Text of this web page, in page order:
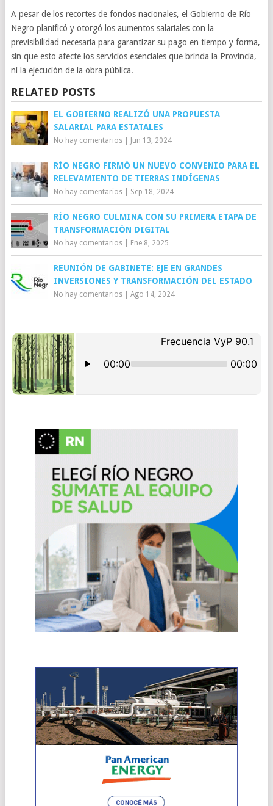
A pesar de los recortes de fondos nacionales, el Gobierno de Río
Negro planificó y otorgó los aumentos salariales con la
previsibilidad necesaria para garantizar su pago en tiempo y forma,
sin que esto afecte los servicios esenciales que brinda la Provincia,
ni la ejecución de la obra pública.
RELATED POSTS
EL GOBIERNO REALIZÓ UNA PROPUESTA
SALARIAL PARA ESTATALES
No hay comentarios| Jun 13, 2024
RÍO NEGRO FIRMÓ UN NUEVO CONVENIO PARA EL
RELEVAMIENTO DE TIERRAS INDÍGENAS
No hay comentarios| Sep 18, 2024
RÍO NEGRO CULMINA CON SU PRIMERA ETAPA DE
TRANSFORMACIÓN DIGITAL
No hay comentarios| Ene 8, 2025
REUNIÓN DE GABINETE: EJE EN GRANDES
INVERSIONES Y TRANSFORMACIÓN DEL ESTADO
No hay comentarios| Ago 14, 2024